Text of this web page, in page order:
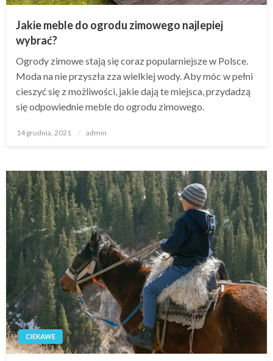
Jakie meble do ogrodu zimowego najlepiej
wybrać?
Ogrody zimowe stają się coraz popularniejsze w Polsce.
Moda na nie przyszła zza wielkiej wody. Aby móc w pełni
cieszyć się z możliwości, jakie dają te miejsca, przydadzą
się odpowiednie meble do ogrodu zimowego.
Opublikowane
14 grudnia, 2021 admin
CIEKAWE